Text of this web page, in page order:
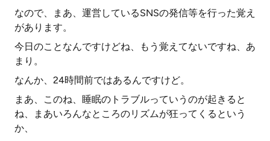
なので、まあ、運営しているSNSの発信等を行った覚え
があります。
今日のことなんですけどね、もう覚えてないですね、あ
まり。
なんか、24時間前ではあるんですけど。
まあ、このね、睡眠のトラブルっていうのが起きると
ね、まあいろんなところのリズムが狂ってくるという
か、